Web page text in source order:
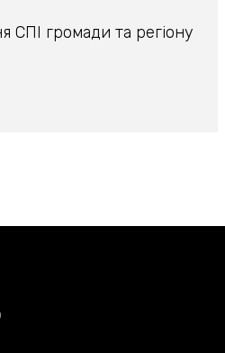
СПІ громади та регіону